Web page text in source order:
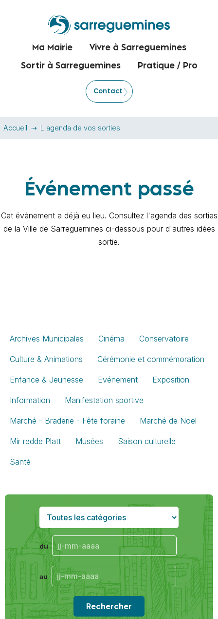
Ma Mairie Vivre à Sarreguemines
Sortir à Sarreguemines Pratique / Pro
Contact
Accueil L'agenda de vos sorties
Événement passé
Cet événement a déjà eu lieu. Consultez l'agenda des sorties
de la Ville de Sarreguemines ci-dessous pour d'autres idées
sortie.
Archives Municipales Cinéma Conservatoire
Culture & Animations Cérémonie et commémoration
Enfance & Jeunesse Evénement Exposition
Information Manifestation sportive
Marché - Braderie - Fête foraine Marché de Noël
Mir redde Platt Musées Saison culturelle
Santé
du
au